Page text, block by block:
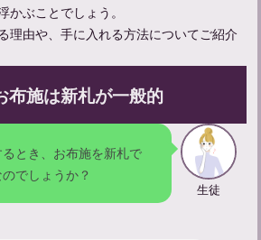
ーガイド】相場や品物選びとお礼の手紙
ぶことでしょう。
理由や、手に入れる方法についてご紹介
布施は新札が一般的
とき、お布施を新札で
でしょうか？
生徒